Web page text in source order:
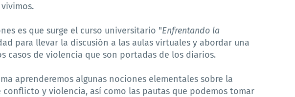
es que surge el curso universitario "Enfrentando la
para llevar la discusión a las aulas virtuales y abordar una
casos de violencia que son portadas de los diarios.
aprenderemos algunas nociones elementales sobre la
y violencia, así como las pautas que podemos tomar